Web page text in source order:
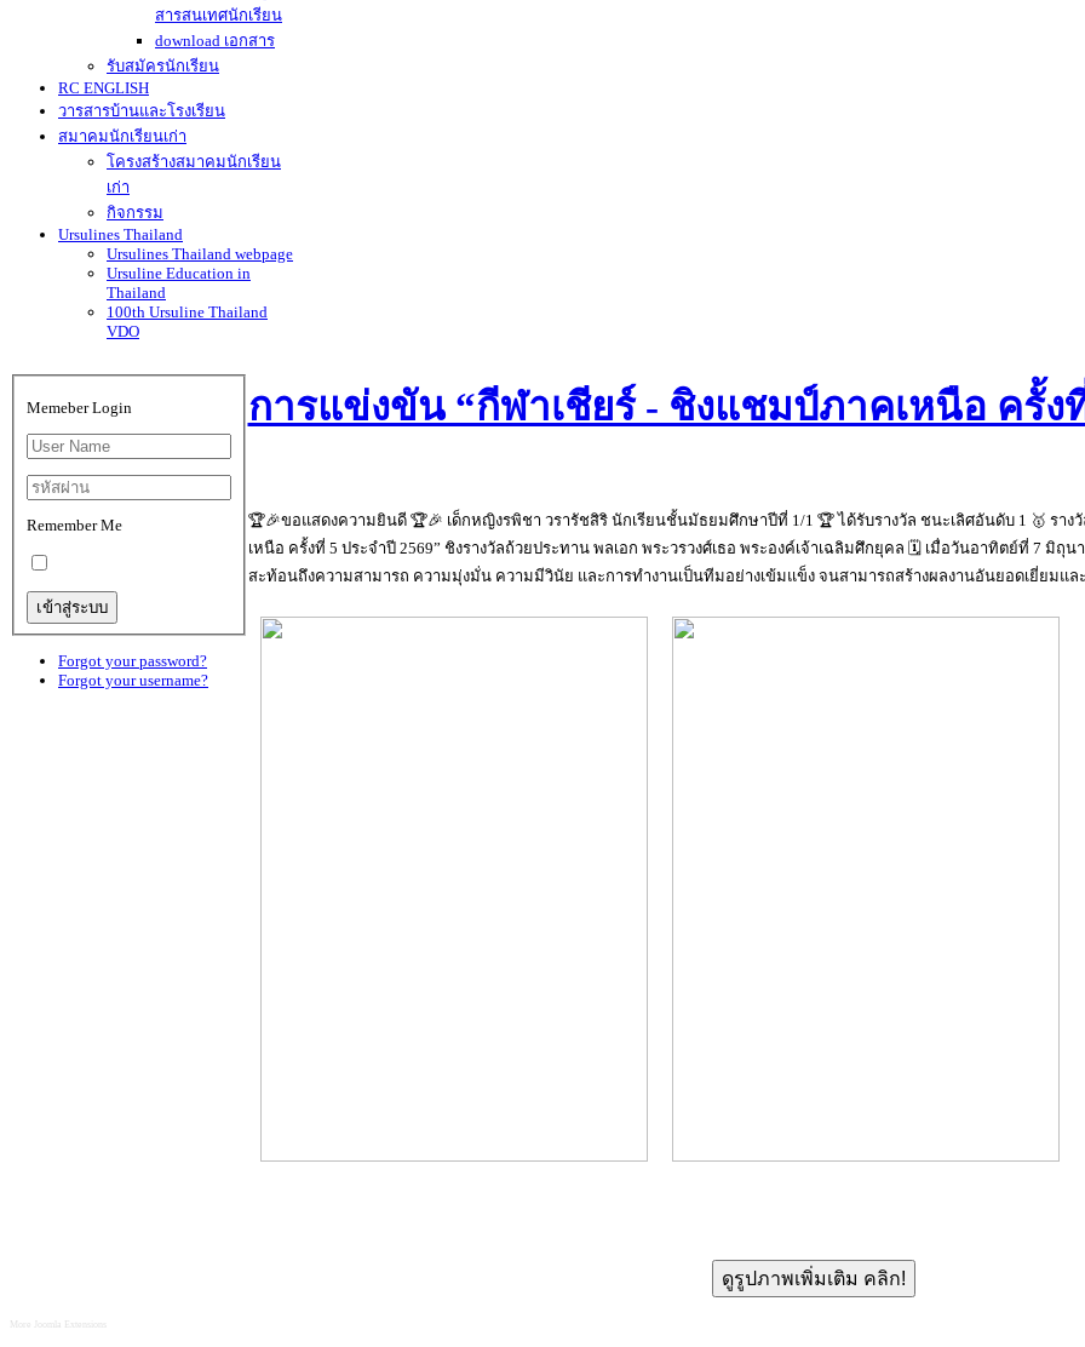
สารสนเทศนักเรียน
download เอกสาร
รับสมัครนักเรียน
RC ENGLISH
วารสารบ้านและโรงเรียน
สมาคมนักเรียนเก่า
โครงสร้างสมาคมนักเรียน
เก่า
กิจกรรม
Ursulines Thailand
Ursulines Thailand webpage
Ursuline Education in
Thailand
100th Ursuline Thailand
VDO
Memeber Login
Remember Me
Forgot your password?
Forgot your username?
การแข่งขัน “กีฬาเชียร์ - ชิงแชมป์ภาคเหนือ ครั้ง
🏆🎉ขอแสดงความยินดี 🏆🎉 เด็กหญิงรพิชา วรารัชสิริ นักเรียนชั้นมัธยมศึกษาปีที่ 1/1 🏆 ได้รับรางวัล ชนะเลิศอันดับ 1 🥇 ราง
เหนือ ครั้งที่ 5 ประจำปี 2569” ชิงรางวัลถ้วยประทาน พลเอก พระวรวงศ์เธอ พระองค์เจ้าเฉลิมศึกยุคล 🗓️ เมื่อวันอาทิตย์ที่ 7 มิถุ
สะท้อนถึงความสามารถ ความมุ่งมั่น ความมีวินัย และการทำงานเป็นทีมอย่างเข้มแข็ง จนสามารถสร้างผลงานอันยอดเยี่ยมแ
ดูรูปภาพเพิ่มเติม คลิก!
More Joomla Extensions